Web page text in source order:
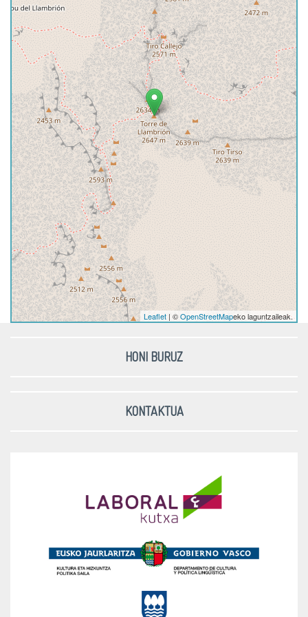
Leaflet | ©OpenStreetMapeko laguntzaileak.
HONI BURUZ
KONTAKTUA